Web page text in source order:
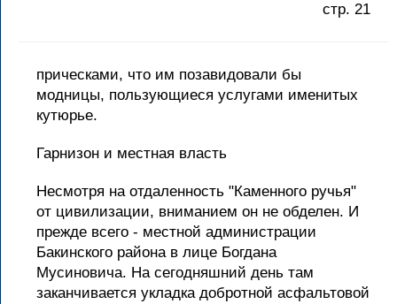
стр. 21
прическами, что им позавидовали бы
модницы, пользующиеся услугами именитых
кутюрье.
Гарнизон и местная власть
Несмотря на отдаленность "Каменного ручья"
от цивилизации, вниманием он не обделен. И
прежде всего - местной администрации
Бакинского района в лице Богдана
Мусиновича. На сегодняшний день там
заканчивается укладка добротной асфальтовой